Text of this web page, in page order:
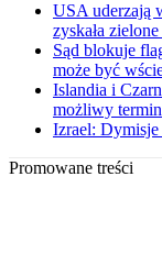
USA uderzają
zyskała
Sąd blokuje
może być
Islandia i
możliwy termin
Izrael: Dymisje
Promowane treści